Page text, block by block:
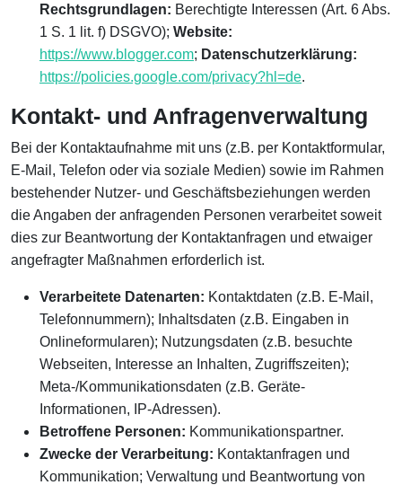
Rechtsgrundlagen: Berechtigte Interessen (Art. 6 Abs.
1 S. 1 lit. f) DSGVO); Website:
https://www.blogger.com; Datenschutzerklärung:
https://policies.google.com/privacy?hl=de.
Kontakt- und Anfragenverwaltung
Bei der Kontaktaufnahme mit uns (z.B. per Kontaktformular,
E-Mail, Telefon oder via soziale Medien) sowie im Rahmen
bestehender Nutzer- und Geschäftsbeziehungen werden
die Angaben der anfragenden Personen verarbeitet soweit
dies zur Beantwortung der Kontaktanfragen und etwaiger
angefragter Maßnahmen erforderlich ist.
Verarbeitete Datenarten: Kontaktdaten (z.B. E-Mail,
Telefonnummern); Inhaltsdaten (z.B. Eingaben in
Onlineformularen); Nutzungsdaten (z.B. besuchte
Webseiten, Interesse an Inhalten, Zugriffszeiten);
Meta-/Kommunikationsdaten (z.B. Geräte-
Informationen, IP-Adressen).
Betroffene Personen: Kommunikationspartner.
Zwecke der Verarbeitung: Kontaktanfragen und
Kommunikation; Verwaltung und Beantwortung von